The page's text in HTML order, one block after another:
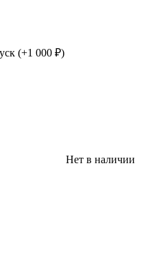
(+1 000 ₽)
Нет в наличии